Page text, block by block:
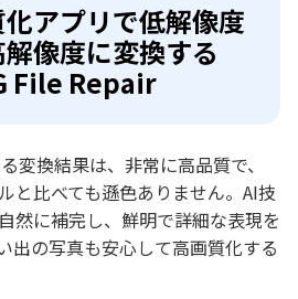
アプリで低解像度
像度に変換する
Repair
変換結果は、非常に高品質で、
と比べても遜色ありません。AI技
然に補完し、鮮明で詳細な表現を
出の写真も安心して高画質化する